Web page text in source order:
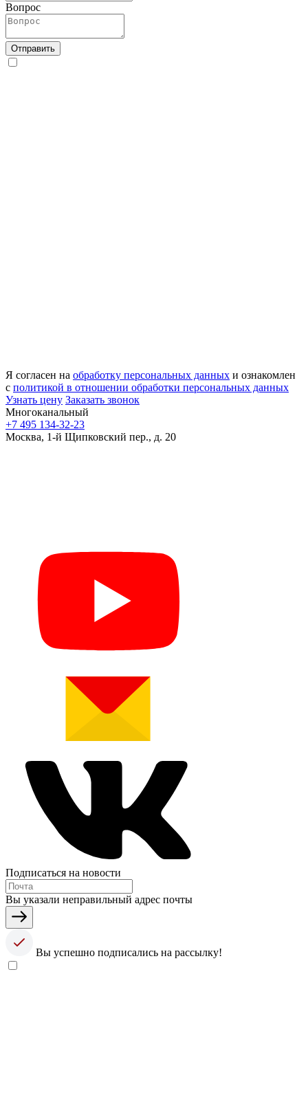
Вопрос
Отправить
Я согласен на обработку персональных данных и ознакомлен
с политикой в отношении обработки персональных данных
Узнать цену Заказать звонок
Многоканальный
+7 495 134-32-23
Москва, 1-й Щипковский пер., д. 20
Подписаться на новости
Вы указали неправильный адрес почты
Вы успешно подписались на рассылку!